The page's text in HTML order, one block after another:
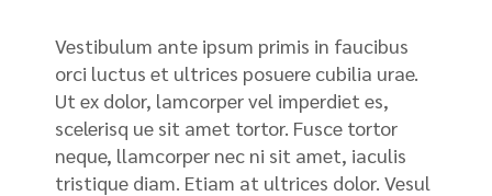
Vestibulum ante ipsum primis in faucibus
orci luctus et ultrices posuere cubilia urae.
Ut ex dolor, lamcorper vel imperdiet es,
scelerisq ue sit amet tortor. Fusce tortor
neque, llamcorper nec ni sit amet, iaculis
tristique diam. Etiam at ultrices dolor. Vesul